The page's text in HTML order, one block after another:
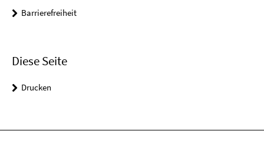
Barrierefreiheit
Diese Seite
Drucken